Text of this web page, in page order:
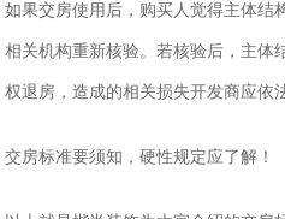
如果交房使用后，购买人觉得主体结
相关机构重新核验。若核验后，主体
权退房，造成的相关损失开发商应依
交房标准要须知，硬性规定应了解！